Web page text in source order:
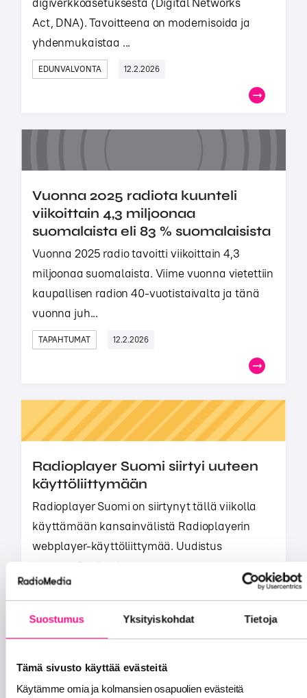
Suostumus Yksityiskohdat Tietoja
Tämä sivusto käyttää evästeitä
Käytämme omia ja kolmansien osapuolien evästeitä
Act, DNA). Tavoitteena on modernisoida ja
yhdenmukaistaa ...
EDUNVALVONTA 12.2.2026
Vuonna 2025 radiota kuunteli
viikoittain 4,3 miljoonaa
suomalaista eli 83 % suomalaisista
Vuonna 2025 radio tavoitti viikoittain 4,3
miljoonaa suomalaista. Viime vuonna vietettiin
kaupallisen radion 40-vuotistaivalta ja tänä
vuonna juh...
TAPAHTUMAT 12.2.2026
Radioplayer Suomi siirtyi uuteen
käyttöliittymään
Radioplayer Suomi on siirtynyt tällä viikolla
käyttämään kansainvälistä Radioplayerin
webplayer-käyttöliittymää. Uudistus
toteutettiin tiistaina,...